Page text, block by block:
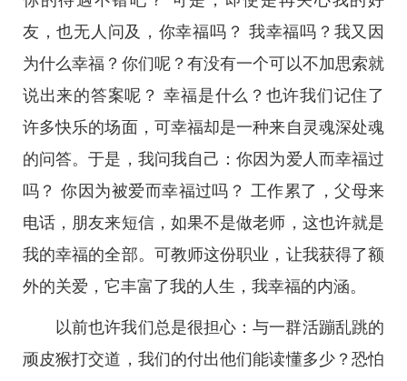
友，也无人问及，你幸福吗？ 我幸福吗？我又因
为什么幸福？你们呢？有没有一个可以不加思索就
说出来的答案呢？ 幸福是什么？也许我们记住了
许多快乐的场面，可幸福却是一种来自灵魂深处魂
的问答。于是，我问我自己：你因为爱人而幸福过
吗？ 你因为被爱而幸福过吗？ 工作累了，父母来
电话，朋友来短信，如果不是做老师，这也许就是
我的幸福的全部。可教师这份职业，让我获得了额
外的关爱，它丰富了我的人生，我幸福的内涵。
以前也许我们总是很担心：与一群活蹦乱跳的
顽皮猴打交道，我们的付出他们能读懂多少？恐怕